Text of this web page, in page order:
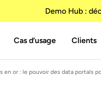
Demo Hub :
Cas d’usage Clients
en or : le pouvoir des data portals